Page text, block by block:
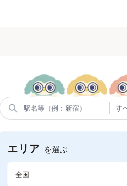
エリア を選ぶ
全国